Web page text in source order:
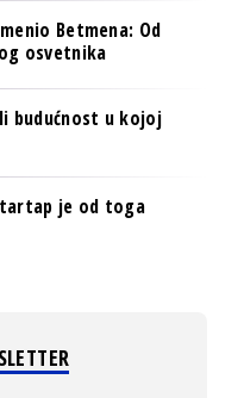
Betmena: Od
osvetnika
budućnost u kojoj
je od toga